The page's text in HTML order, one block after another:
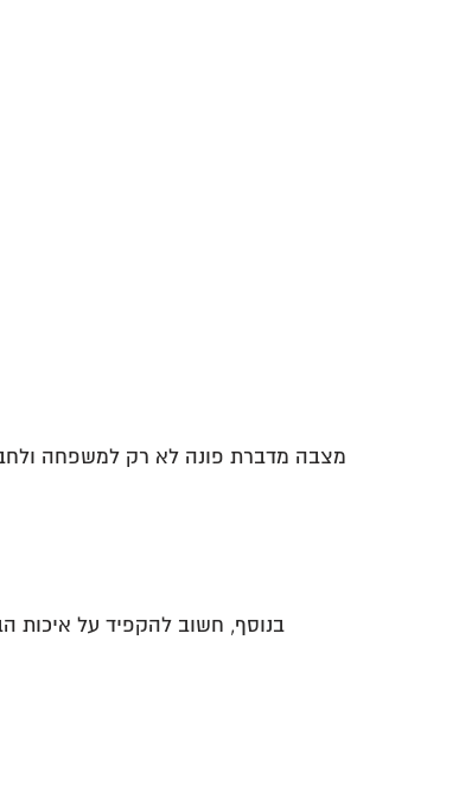
מצבה מדברת פונה לא רק למשפחה
בנוסף, חשוב להקפיד על איכות